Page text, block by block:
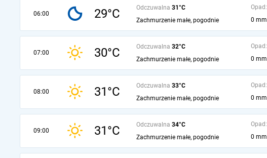
06:00 29°C Odczuwalna 31°C
Zachmurzenie małe, pogodnie
Opad:
0 mm
07:00 30°C Odczuwalna 32°C
Zachmurzenie małe, pogodnie
Opad:
0 mm
08:00 31°C Odczuwalna 33°C
Zachmurzenie małe, pogodnie
Opad:
0 mm
09:00 31°C Odczuwalna 34°C
Zachmurzenie małe, pogodnie
Opad:
0 mm